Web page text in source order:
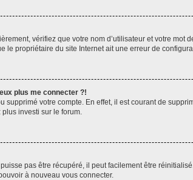
vérifiez que votre nom d’utilisateur et votre
le propriétaire du site Internet ait une erreur de
plus me connecter ?!
supprimé votre compte. En effet, il est courant de
investi sur le forum.
pas être récupéré, il peut facilement être
à nouveau vous connecter.